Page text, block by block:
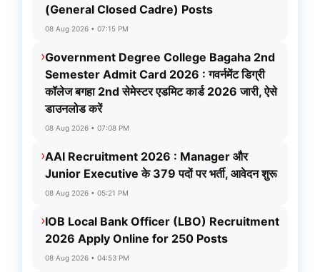
(General Closed Cadre) Posts
08 Aug 2026 • 07:15 PM
›Government Degree College Bagaha 2nd
Semester Admit Card 2026 : गवर्नमेंट डिग्री
कॉलेज बगहा 2nd सेमेस्टर एडमिट कार्ड 2026 जारी, ऐसे
डाउनलोड करें
08 Aug 2026 • 07:08 PM
›AAI Recruitment 2026 : Manager और
Junior Executive के 379 पदों पर भर्ती, आवेदन शुरू
08 Aug 2026 • 05:21 PM
›IOB Local Bank Officer (LBO) Recruitment
2026 Apply Online for 250 Posts
08 Aug 2026 • 04:53 PM